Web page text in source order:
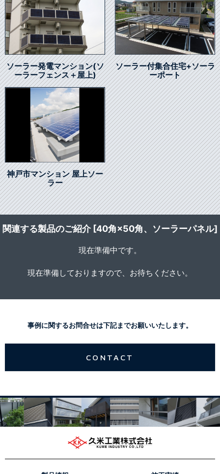
ソーラー発電マンション(ソ
ーラーフェンス＋屋上)
ソーラー付集合住宅+ソーラ
ーポート
神戸市マンション 屋上ソー
ラー
関連する製品のご紹介 [40角×50角、ソーラーパネル]
現在準備中です。
現在準備しておりますので、お待ちください。
事例に関するお問合せは下記までお願いいたします。
CONTACT